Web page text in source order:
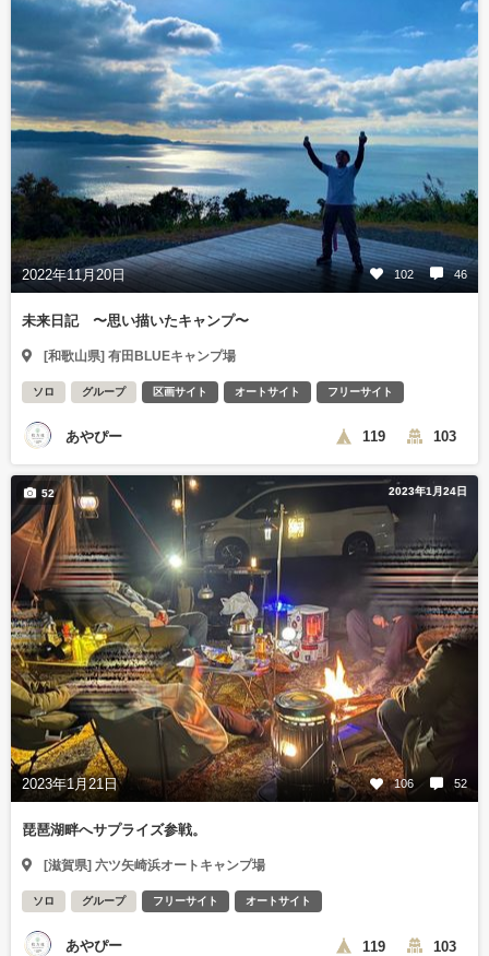
2022年11月20日 102 46
未来日記 〜思い描いたキャンプ〜
[和歌山県] 有田BLUEキャンプ場
ソロ グループ 区画サイト オートサイト フリーサイト
あやぴー 119 103
2023年1月24日
2023年1月21日 106 52
52
琵琶湖畔へサプライズ参戦。
[滋賀県] 六ツ矢崎浜オートキャンプ場
ソロ グループ フリーサイト オートサイト
あやぴー 119 103